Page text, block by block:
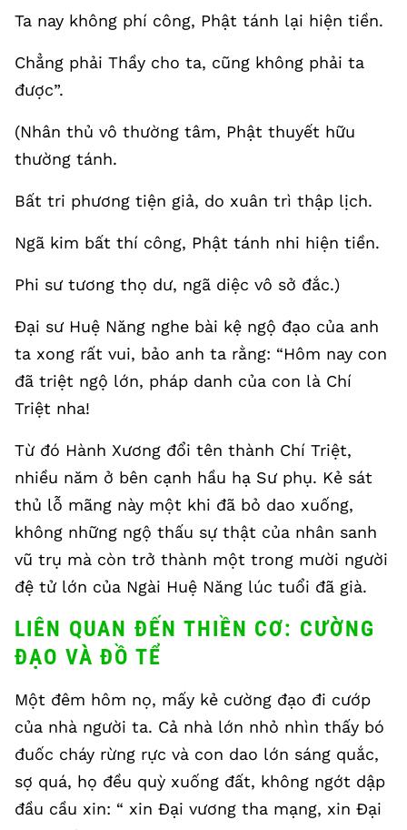
Ta nay không phí công, Phật tánh lại hiện tiền.
Chẳng phải Thầy cho ta, cũng không phải ta
được”.
(Nhân thủ vô thường tâm, Phật thuyết hữu
thường tánh.
Bất tri phương tiện giả, do xuân trì thập lịch.
Ngã kim bất thí công, Phật tánh nhi hiện tiền.
Phi sư tương thọ dư, ngã diệc vô sở đắc.)
Đại sư Huệ Năng nghe bài kệ ngộ đạo của anh
ta xong rất vui, bảo anh ta rằng: “Hôm nay con
đã triệt ngộ lớn, pháp danh của con là Chí
Triệt nha!
Từ đó Hành Xương đổi tên thành Chí Triệt,
nhiều năm ở bên cạnh hầu hạ Sư phụ. Kẻ sát
thủ lỗ mãng này một khi đã bỏ dao xuống,
không những ngộ thấu sự thật của nhân sanh
vũ trụ mà còn trở thành một trong mười người
đệ tử lớn của Ngài Huệ Năng lúc tuổi đã già.
LIÊN QUAN ĐẾN THIỀN CƠ: CƯỜNG
ĐẠO VÀ ĐỒ TỂ
Một đêm hôm nọ, mấy kẻ cường đạo đi cướp
của nhà người ta. Cả nhà lớn nhỏ nhìn thấy bó
đuốc cháy rừng rực và con dao lớn sáng quắc,
sợ quá, họ đều quỳ xuống đất, không ngớt dập
đầu cầu xin: “ xin Đại vương tha mạng, xin Đại